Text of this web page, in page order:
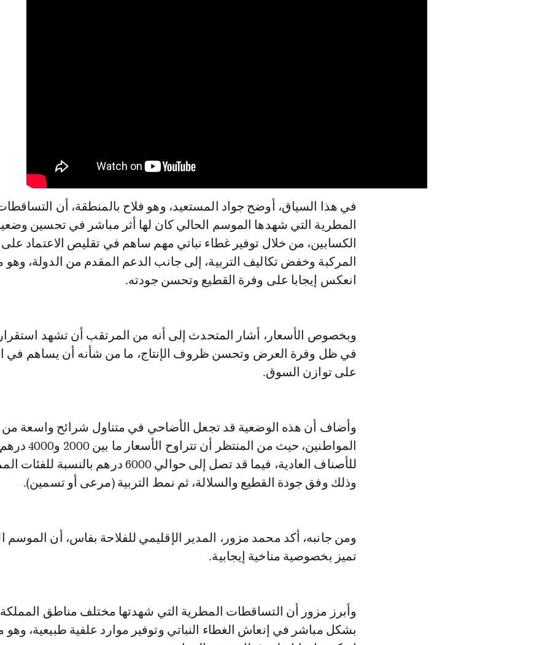
في هذا السياق، أوضح جواد المستعيد، وهو فلاح بالمنطقة، أن
المطرية التي شهدها الموسم الحالي كان لها أثر مباشر في تحسين
الكسابين، من خلال توفير غطاء نباتي مهم ساهم في تقليص الاعتماد على
المركبة وخفض تكاليف التربية، إلى جانب الدعم المقدم من الدولة، وهو
انعكس إيجابا على وفرة القطيع وتحسن جودته.
وبخصوص الأسعار، أشار المتحدث إلى أنه من المرتقب أن تشهد
في ظل وفرة العرض وتحسن ظروف الإنتاج، ما من شأنه أن يساهم في
على توازن السوق.
وأضاف أن هذه الوضعية قد تجعل الأضاحي في متناول شرائح واسعة من
المواطنين، حيث من المنتظر
للأصناف العادية، فيما قد تصل إلى حوالي 6000 درهم بالنسبة
وذلك وفق جودة القطيع والسلالة، ثم نمط التربية (مرعى أو تسمين).
ومن جانبه، أكد محمد مزور، المدير الإقليمي للفلاحة بفاس، أن الموسم
تميز بخصوصية مناخية إيجابية.
وأبرز مزور أن التساقطات المطرية التي شهدتها مختلف مناطق
بشكل مباشر في إنعاش الغطاء النباتي وتوفير موارد علفية طبيعية، وهو